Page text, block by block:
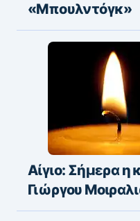
«Μπουλντόγκ»
Αίγιο: Σήμερα η
Γιώργου